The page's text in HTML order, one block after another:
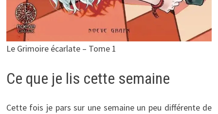
Le Grimoire écarlate – Tome 1
Ce que je lis cette semaine
Cette fois je pars sur une semaine un peu différente de